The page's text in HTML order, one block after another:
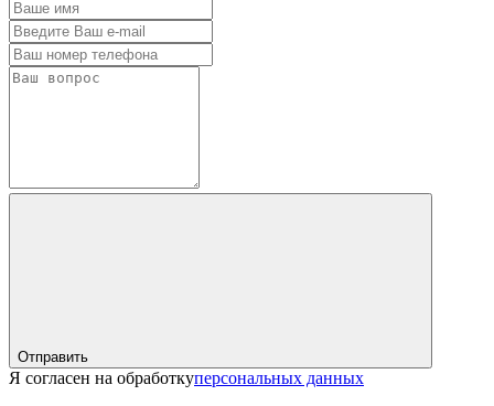
Отправить
Я согласен на обработкуперсональных данных